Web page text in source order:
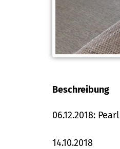
Beschreibung
06.12.2018:
14.10.2018